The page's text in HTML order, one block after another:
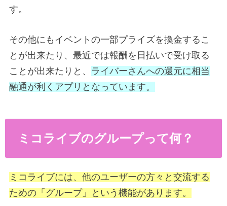
す。
その他にもイベントの一部プライズを換金するこ
とが出来たり、最近では報酬を日払いで受け取る
ことが出来たりと、 ライバーさんへの還元に相当
融通が利くアプリとなっています。
ミコライブのグループって何？
ミコライブには、他のユーザーの方々と交流する
ための「グループ」という機能があります。